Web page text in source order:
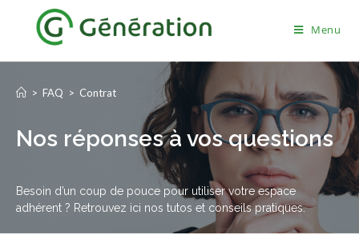
Menu
> FAQ > Contrat
Nos réponses à vos questions
Besoin d’un coup de pouce pour utiliser votre espace
adhérent ? Retrouvez ici nos tutos et conseils pratiques.